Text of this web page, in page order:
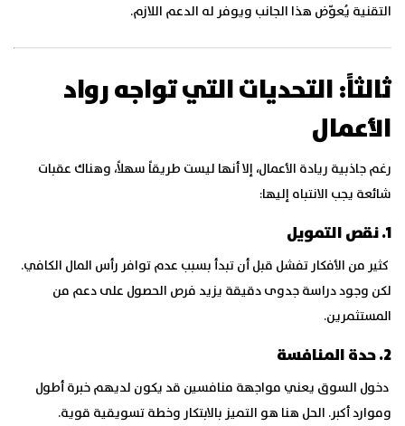
التقنية يُعوّض هذا الجانب ويوفر له الدعم اللازم.
ثالثاً: التحديات التي تواجه رواد
الأعمال
رغم جاذبية ريادة الأعمال، إلا أنها ليست طريقاً سهلاً، وهناك عقبات
شائعة يجب الانتباه إليها:
1. نقص التمويل
كثير من الأفكار تفشل قبل أن تبدأ بسبب عدم توافر رأس المال الكافي.
لكن وجود دراسة جدوى دقيقة يزيد فرص الحصول على دعم من
المستثمرين.
2. حدة المنافسة
دخول السوق يعني مواجهة منافسين قد يكون لديهم خبرة أطول
وموارد أكبر. الحل هنا هو التميز بالابتكار وخطة تسويقية قوية.